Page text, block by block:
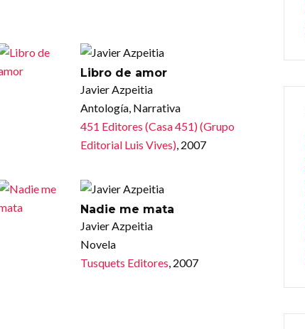
Libro de amor
Javier Azpeitia
Antología, Narrativa
451 Editores (Casa 451) (Grupo
Editorial Luis Vives), 2007
Nadie me mata
Javier Azpeitia
Novela
Tusquets Editores, 2007